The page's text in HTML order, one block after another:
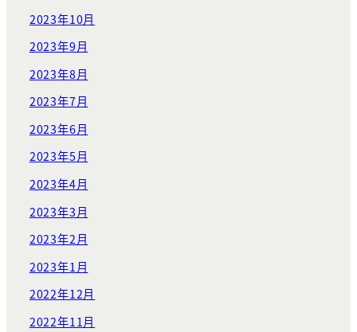
2023年10月
2023年9月
2023年8月
2023年7月
2023年6月
2023年5月
2023年4月
2023年3月
2023年2月
2023年1月
2022年12月
2022年11月